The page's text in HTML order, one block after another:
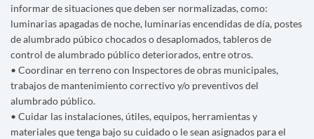
informar de situaciones que deben ser normalizadas, como:
luminarias apagadas de noche, luminarias encendidas de día, postes
de alumbrado púbico chocados o desaplomados, tableros de
control de alumbrado público deteriorados, entre otros.
• Coordinar en terreno con Inspectores de obras municipales,
trabajos de mantenimiento correctivo y/o preventivos del
alumbrado público.
• Cuidar las instalaciones, útiles, equipos, herramientas y
materiales que tenga bajo su cuidado o le sean asignados para el